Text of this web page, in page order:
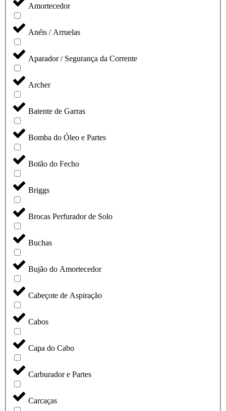
Amortecedor
Anéis / Arruelas
Aparador / Segurança da Corrente
Archer
Batente de Garras
Bomba do Óleo e Partes
Botão do Fecho
Briggs
Brocas Perfurador de Solo
Buchas
Bujão do Amortecedor
Cabeçote de Aspiração
Cabos
Capa do Cabo
Carburador e Partes
Carcaças